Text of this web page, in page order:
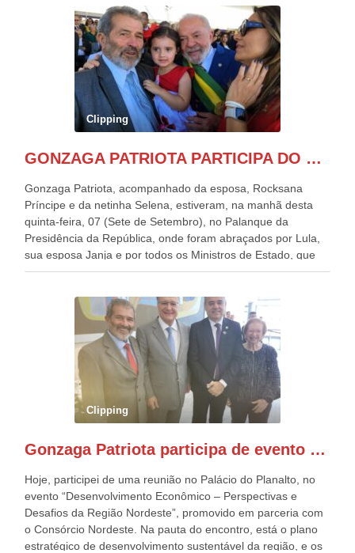
Clipping
GONZAGA PATRIOTA PARTICIPA DO DESFILE DA INDEPENDÊNCIA NO PALANQUE DA PRESIDÊNCIA DA REPÚBLICA E É ABRAÇADO POR LULA E POR GERALDO ALCKMIN.
Gonzaga Patriota, acompanhado da esposa, Rocksana
Príncipe e da netinha Selena, estiveram, na manhã desta
quinta-feira, 07 (Sete de Setembro), no Palanque da
Presidência da República, onde foram abraçados por Lula,
sua esposa Janja e por todos os Ministros de Estado, que
estavam presentes, nos Desfiles da Independência da
outros desfiles, na Esplanada dos Ministérios, disse ter sido
o deste ano, o maior e o mais organizado de todos. “Há
quatro décadas, como Patriota até no nome, participo
anualmente dos desfiles de Sete de Setembro, na
Esplanada dos Ministérios, em Brasília. Este ano, o governo
preparou espaços com cadeiras e coberturas, para 30.000
pessoas, só que o número de Patriotas Brasileiros
Independentes, dobrou na Esplanada. Eu, Lula e os
Patriota.
Clipping
Gonzaga Patriota participa de evento em prol do desenvolvimento do Nordeste
Hoje, participei de uma reunião no Palácio do Planalto, no
evento “Desenvolvimento Econômico – Perspectivas e
Desafios da Região Nordeste”, promovido em parceria com
o Consórcio Nordeste. Na pauta do encontro, está o plano
estratégico de desenvolvimento sustentável da região, e os